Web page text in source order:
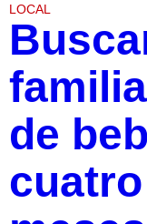
LOCAL
de
cuatro